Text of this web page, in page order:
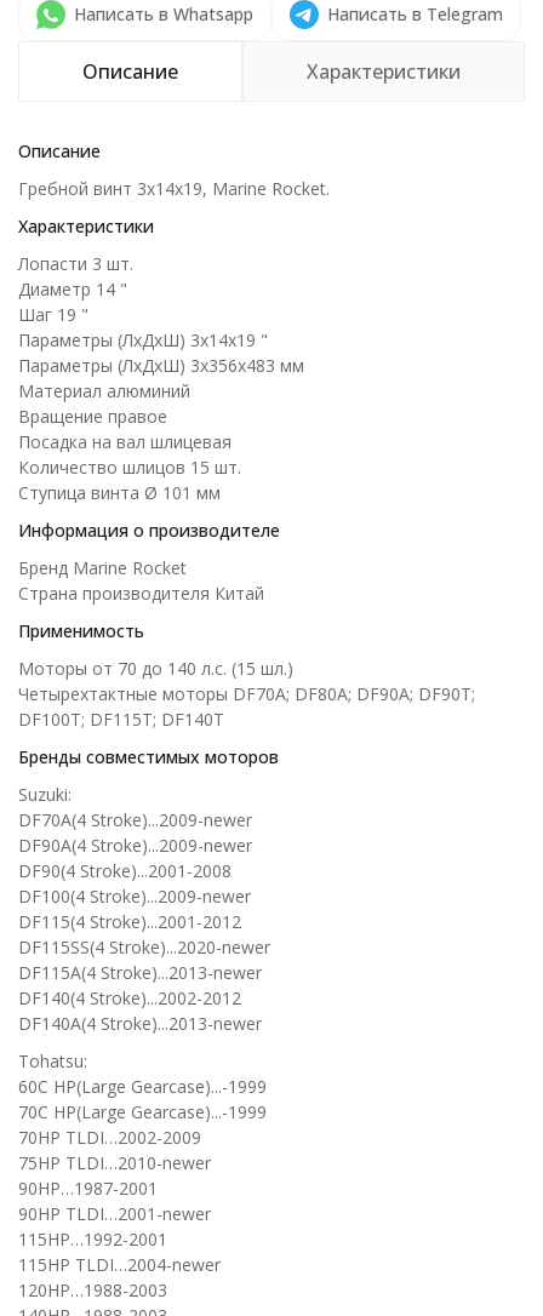
Написать в Whatsapp Написать в Telegram
Описание Характеристики
Описание
Гребной винт 3x14x19, Marine Rocket.
Характеристики
Лопасти 3 шт.
Диаметр 14 "
Шаг 19 "
Параметры (ЛxДxШ) 3х14х19 "
Параметры (ЛхДхШ) 3х356х483 мм
Материал алюминий
Вращение правое
Посадка на вал шлицевая
Количество шлицов 15 шт.
Ступица винта Ø 101 мм
Информация о производителе
Бренд Marine Rocket
Страна производителя Китай
Применимость
Моторы от 70 до 140 л.с. (15 шл.)
Четырехтактные моторы DF70A; DF80A; DF90A; DF90T;
DF100T; DF115T; DF140T
Бренды совместимых моторов
Suzuki:
DF70A(4 Stroke)...2009-newer
DF90A(4 Stroke)...2009-newer
DF90(4 Stroke)...2001-2008
DF100(4 Stroke)...2009-newer
DF115(4 Stroke)...2001-2012
DF115SS(4 Stroke)...2020-newer
DF115A(4 Stroke)...2013-newer
DF140(4 Stroke)...2002-2012
DF140A(4 Stroke)...2013-newer
Tohatsu:
60C HP(Large Gearcase)...-1999
70C HP(Large Gearcase)...-1999
70HP TLDI…2002-2009
75HP TLDI…2010-newer
90HP…1987-2001
90HP TLDI…2001-newer
115HP…1992-2001
115HP TLDI…2004-newer
120HP…1988-2003